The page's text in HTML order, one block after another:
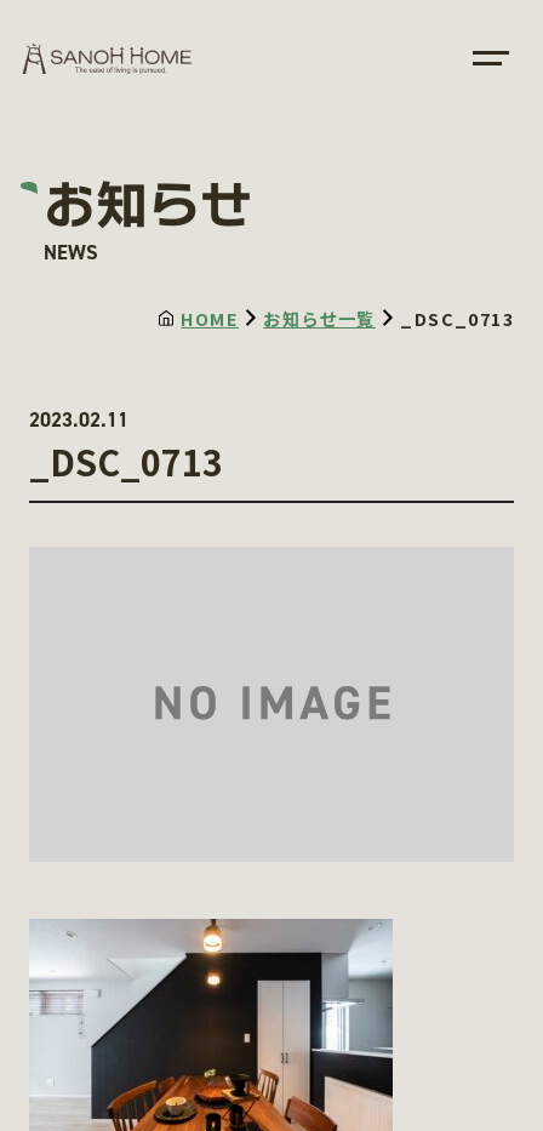
お知らせ
NEWS
HOME お知らせ一覧 _DSC_0713
2023.02.11
_DSC_0713